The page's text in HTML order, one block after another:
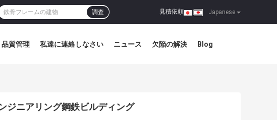
Japanese
見積依頼 |
調査
品質管理 私達に連絡しなさい ニュース 欠陥の解決 Blog
ジニアリング鋼鉄ビルディング